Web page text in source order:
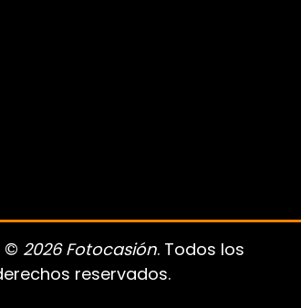
© 2026 Fotocasión. Todos los
reservados.